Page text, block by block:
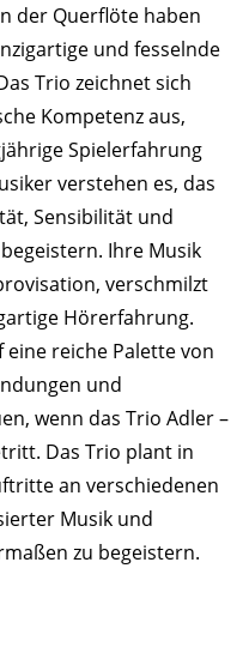
der Querflöte haben
und fesselnde
Trio zeichnet sich
Kompetenz aus,
Spielerfahrung
verstehen es, das
Sensibilität und
Ihre Musik
verschmilzt
Hörerfahrung.
reiche Palette von
und
wenn das Trio Adler –
Das Trio plant in
an verschiedenen
Musik und
zu begeistern.